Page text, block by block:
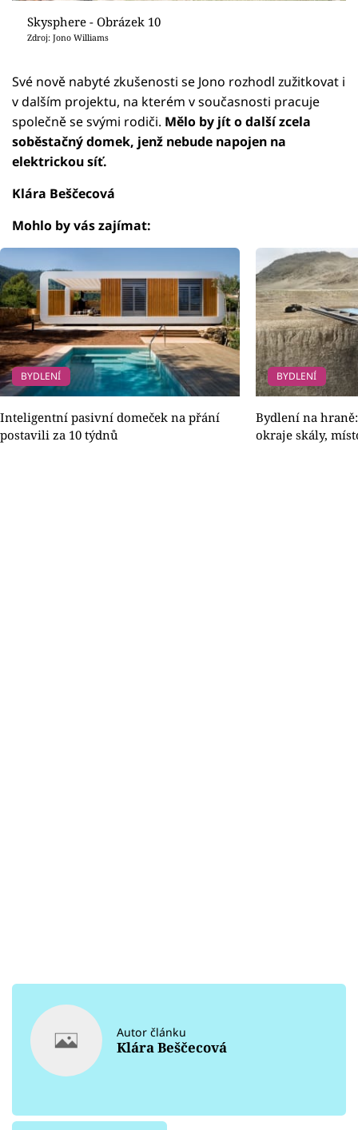
Skysphere - Obrázek 10
Zdroj: Jono Williams
Své nově nabyté zkušenosti se Jono rozhodl zužitkovat i
v dalším projektu, na kterém v současnosti pracuje
společně se svými rodiči. Mělo by jít o další zcela
soběstačný domek, jenž nebude napojen na
elektrickou síť.
Klára Beščecová
Mohlo by vás zajímat:
BYDLENÍ
Inteligentní pasivní domeček na přání
postavili za 10 týdnů
BYDLENÍ
Bydlení na
okraje skály,
Autor článku
Klára Beščecová